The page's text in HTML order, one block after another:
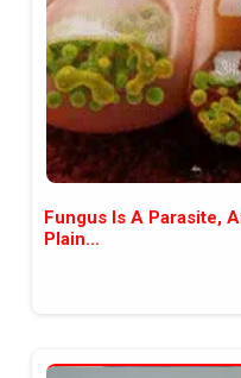
Fungus Is A Parasite,
Plain...